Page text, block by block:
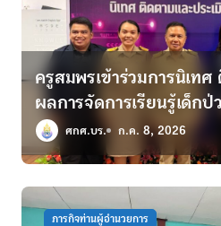
ครูสมพรเข้าร่วมการนิเท
ผลการจัดการเรียนรู้เด็กป่
ตามพระราชดำริฯ
ศกศ.บร. ก.ค. 8, 2026
ภารกิจท่านผู้อำนวยการ